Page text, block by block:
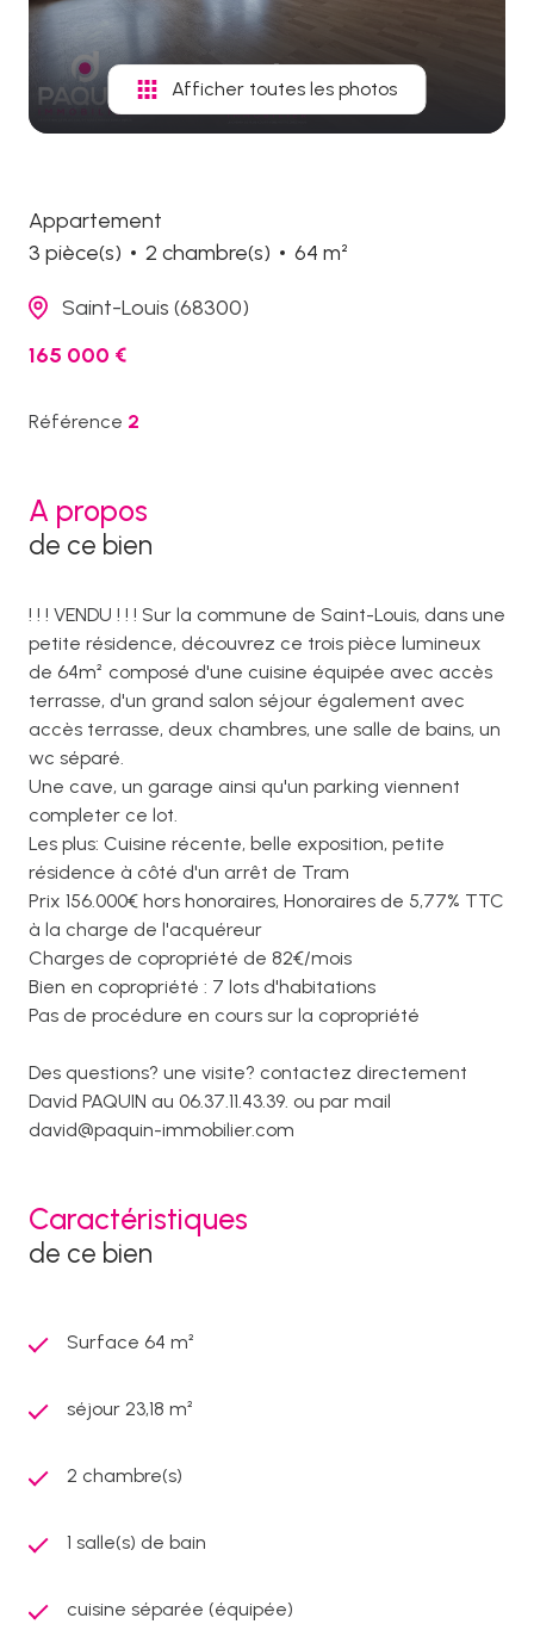
Afficher toutes les photos
Appartement
3 pièce(s)
2 chambre(s) 64 m²
Saint-Louis (68300)
165 000 €
Référence 2
A propos
de ce bien
! ! ! VENDU ! ! ! Sur la commune de Saint-Louis, dans une
petite résidence, découvrez ce trois pièce lumineux
de 64m² composé d'une cuisine équipée avec accès
terrasse, d'un grand salon séjour également avec
accès terrasse, deux chambres, une salle de bains, un
wc séparé.
Une cave, un garage ainsi qu'un parking viennent
completer ce lot.
Les plus: Cuisine récente, belle exposition, petite
résidence à côté d'un arrêt de Tram
Prix 156.000€ hors honoraires, Honoraires de 5,77% TTC
à la charge de l'acquéreur
Charges de copropriété de 82€/mois
Bien en copropriété : 7 lots d'habitations
Pas de procédure en cours sur la copropriété
Des questions? une visite? contactez directement
David PAQUIN au 06.37.11.43.39. ou par mail
david@paquin-immobilier.com
Caractéristiques
de ce bien
Surface 64 m²
séjour 23,18 m²
2 chambre(s)
1 salle(s) de bain
cuisine séparée (équipée)